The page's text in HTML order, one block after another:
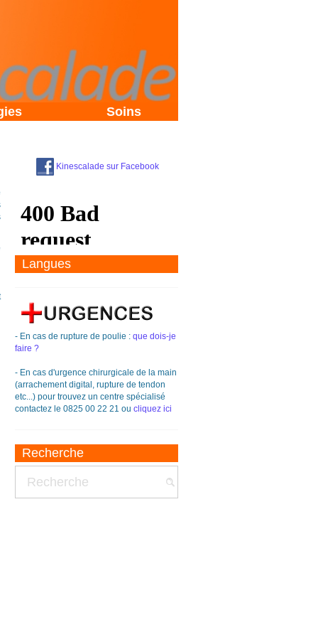
Soins
Kinescalade sur Facebook
Langues
- En cas de rupture de poulie : que dois-je
faire ?
- En cas d'urgence chirurgicale de la main
(arrachement digital, rupture de tendon
etc...) pour trouvez un centre spécialisé
contactez le 0825 00 22 21 ou cliquez ici
Recherche